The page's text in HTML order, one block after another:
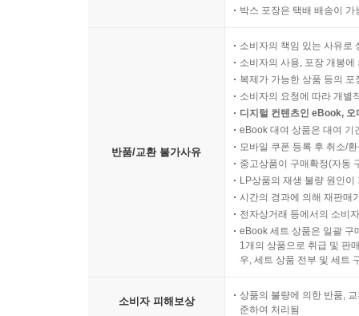
박스 포장은 택배 배송이
반품/교환 불가사유
소비자의 책임 있는 사유로
소비자의 사용, 포장 개봉
복제가 가능한 상품 등의
소비자의 요청에 따라 개별
디지털 컨텐츠인 eBook,
eBook 대여 상품은 대여 기
모바일 쿠폰 등록 후 취소/
중고상품이 구매확정(자동
LP상품의 재생 불량 원인
시간의 경과에 의해 재판매
전자상거래 등에서의 소비
eBook 세트 상품은 일괄 구
1개의 상품으로 취급 및 판
우, 세트 상품 전부 및 세트
소비자 피해보상
상품의 불량에 의한 반품,
준하여 처리됨